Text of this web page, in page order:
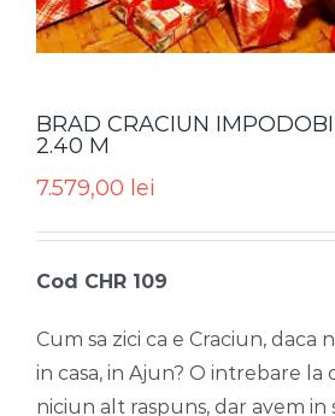
BRAD CRACIUN
2.40 M
7.579,00 lei
Cod CHR 109
Cum sa zici ca e Craciun, daca
in casa, in Ajun? O intrebare la
niciun alt raspuns, dar avem